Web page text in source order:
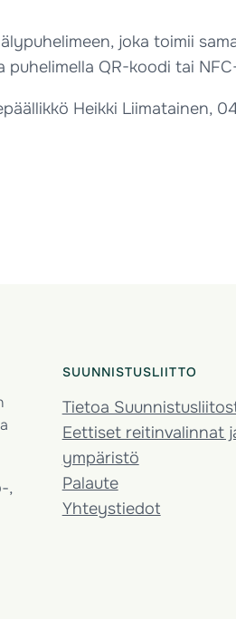
joka toimii
QR-koodi tai
Heikki Liimatainen,
,
SUUNNISTUSLIITTO
Tietoa
Eettiset reitinvalinnat
ympäristö
Palaute
Yhteystiedot